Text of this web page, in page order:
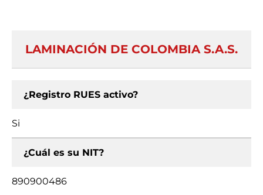
LAMINACIÓN DE COLOMBIA S.A.S.
¿Registro RUES activo?
Si
¿Cuál es su NIT?
890900486